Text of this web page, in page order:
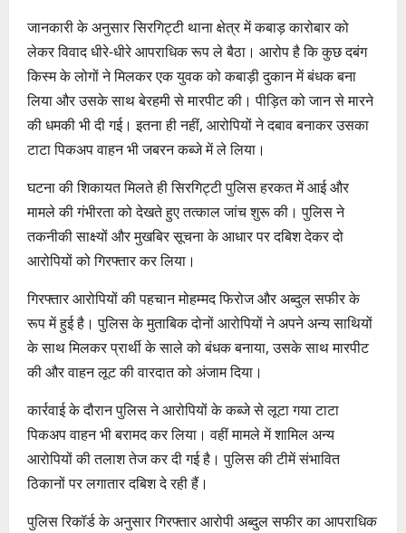
जानकारी के अनुसार सिरगिट्टी थाना क्षेत्र में कबाड़ कारोबार को
लेकर विवाद धीरे-धीरे आपराधिक रूप ले बैठा। आरोप है कि कुछ दबंग
किस्म के लोगों ने मिलकर एक युवक को कबाड़ी दुकान में बंधक बना
लिया और उसके साथ बेरहमी से मारपीट की। पीड़ित को जान से मारने
की धमकी भी दी गई। इतना ही नहीं, आरोपियों ने दबाव बनाकर उसका
टाटा पिकअप वाहन भी जबरन कब्जे में ले लिया।
घटना की शिकायत मिलते ही सिरगिट्टी पुलिस हरकत में आई और
मामले की गंभीरता को देखते हुए तत्काल जांच शुरू की। पुलिस ने
तकनीकी साक्ष्यों और मुखबिर सूचना के आधार पर दबिश देकर दो
आरोपियों को गिरफ्तार कर लिया।
गिरफ्तार आरोपियों की पहचान मोहम्मद फिरोज और अब्दुल सफीर के
रूप में हुई है। पुलिस के मुताबिक दोनों आरोपियों ने अपने अन्य साथियों
के साथ मिलकर प्रार्थी के साले को बंधक बनाया, उसके साथ मारपीट
की और वाहन लूट की वारदात को अंजाम दिया।
कार्रवाई के दौरान पुलिस ने आरोपियों के कब्जे से लूटा गया टाटा
पिकअप वाहन भी बरामद कर लिया। वहीं मामले में शामिल अन्य
आरोपियों की तलाश तेज कर दी गई है। पुलिस की टीमें संभावित
ठिकानों पर लगातार दबिश दे रही हैं।
पुलिस रिकॉर्ड के अनुसार गिरफ्तार आरोपी अब्दुल सफीर का आपराधिक